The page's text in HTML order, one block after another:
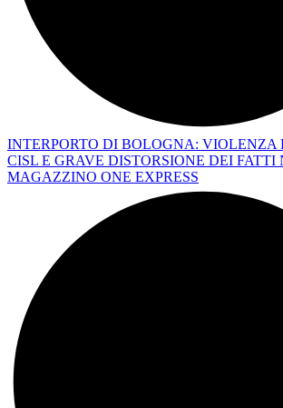
INTERPORTO DI BOLOGNA: VIOLENZA
CISL E GRAVE DISTORSIONE DEI FATTI
MAGAZZINO ONE EXPRESS